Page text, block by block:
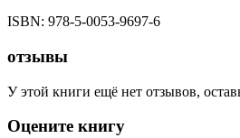
ISBN: 978-5-0053-9697-6
отзывы
У этой книги ещё нет отзывов,
Оцените книгу